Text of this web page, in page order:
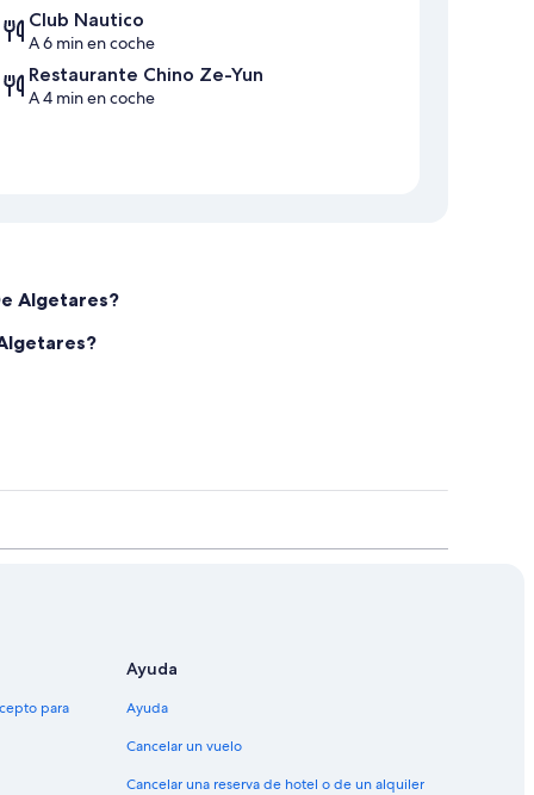
Club Nautico
A 6 min en coche
Restaurante Chino Ze-Yun
A 4 min en coche
Algetares?
para
Ayuda
Ayuda
Cancelar un vuelo
Cancelar una reserva de hotel o de un alquiler